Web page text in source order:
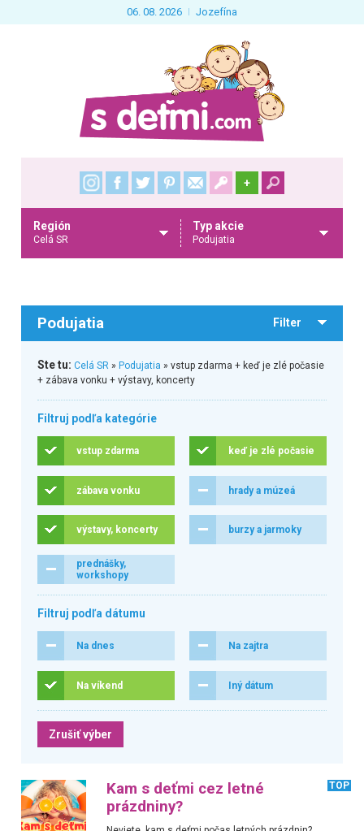
06. 08. 2026 Jozefína
+
Región
Celá SR
Typ akcie
Podujatia
Podujatia Filter
Ste tu: Celá SR» Podujatia » vstup zdarma + keď je zlé počasie
+ zábava vonku + výstavy, koncerty
Filtruj podľa kategórie
vstup zdarma keď je zlé počasie
zábava vonku hrady a múzeá
výstavy, koncerty burzy a jarmoky
prednášky,
workshopy
Filtruj podľa dátumu
Na dnes Na zajtra
Na víkend Iný dátum
Zrušiť výber
Kam s deťmi cez letné
prázdniny?
TOP